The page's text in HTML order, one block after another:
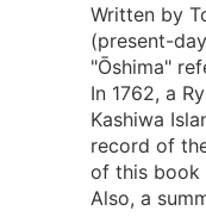
Written by
(present-
"Ōshima"
In 1762, a
Kashiwa
record of
of this book
Also, a